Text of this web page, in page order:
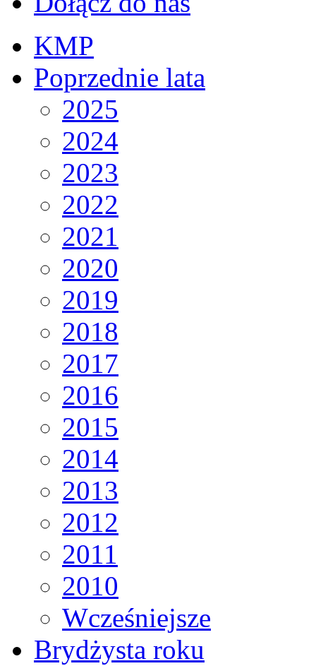
KMP
Poprzednie lata
2025
2024
2023
2022
2021
2020
2019
2018
2017
2016
2015
2014
2013
2012
2011
2010
Wcześniejsze
Brydżysta roku